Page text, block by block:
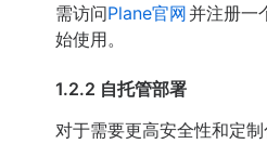
需访问Plane官网并注册一
始使用。
1.2.2 自托管部署
对于需要更高安全性和定